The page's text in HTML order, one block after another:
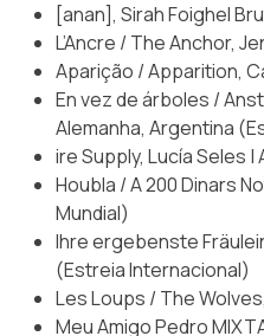
[anan], Sirah Foighel
L’Ancre / The Anchor,
Aparição / Apparition,
En vez de árboles /
Alemanha, Argentina
ire Supply, Lucía Seles
Houbla / A 200 Dinars
Mundial)
Ihre ergebenste
(Estreia Internacional)
Les Loups / The
Meu Amigo Pedro